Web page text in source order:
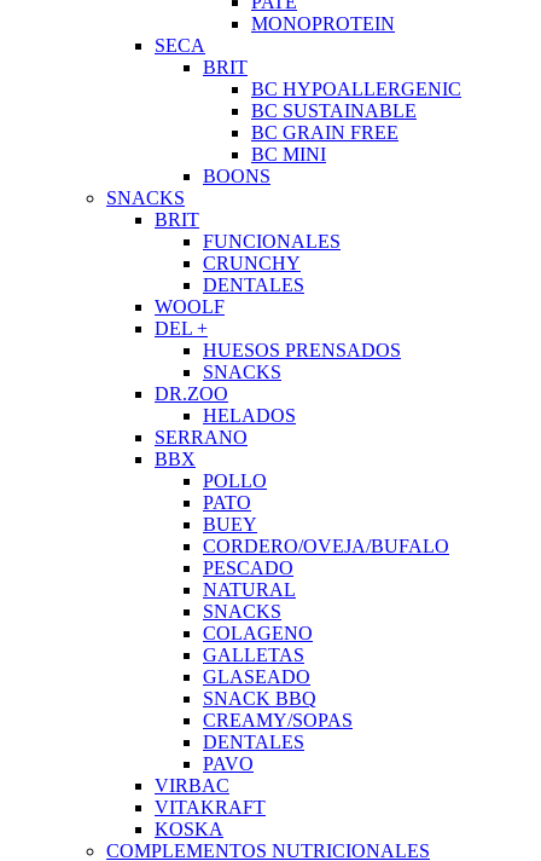
MONOPROTEIN
SECA
BRIT
BC HYPOALLERGENIC
BC SUSTAINABLE
BC GRAIN FREE
BC MINI
BOONS
SNACKS
BRIT
FUNCIONALES
CRUNCHY
DENTALES
WOOLF
DEL +
HUESOS PRENSADOS
SNACKS
DR.ZOO
HELADOS
SERRANO
BBX
POLLO
PATO
BUEY
CORDERO/OVEJA/BUFALO
PESCADO
NATURAL
SNACKS
COLAGENO
GALLETAS
GLASEADO
SNACK BBQ
CREAMY/SOPAS
DENTALES
PAVO
VIRBAC
VITAKRAFT
KOSKA
COMPLEMENTOS NUTRICIONALES